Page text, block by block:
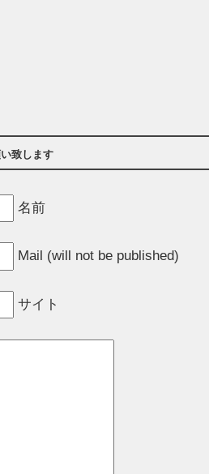
致します
名前
Mail (will not be published)
サイト